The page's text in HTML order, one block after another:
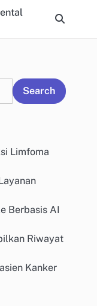
Search
Limfoma
Berbasis AI
Riwayat
Kanker